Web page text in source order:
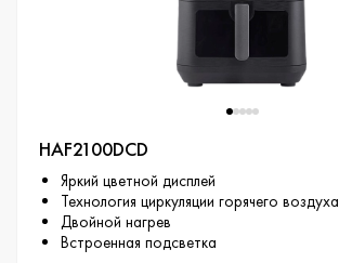
HAF2100DCD
Яркий цветной дисплей
Технология циркуляции горячего воздуха
Двойной нагрев
Встроенная подсветка